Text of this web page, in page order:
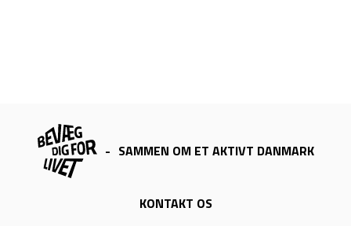
- SAMMEN OM ET AKTIVT DANMARK
KONTAKT OS